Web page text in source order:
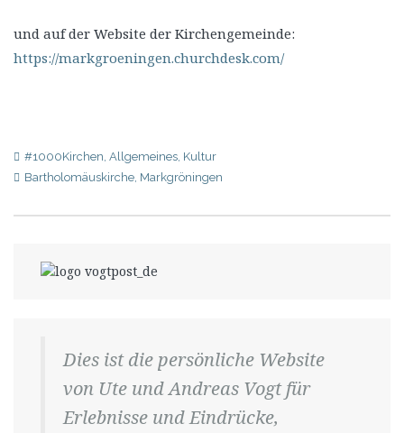
und auf der Website der Kirchengemeinde:
https://markgroeningen.churchdesk.com/
#1000Kirchen, Allgemeines, Kultur
Bartholomäuskirche, Markgröningen
Dies ist die persönliche Website
von Ute und Andreas Vogt für
Erlebnisse und Eindrücke,